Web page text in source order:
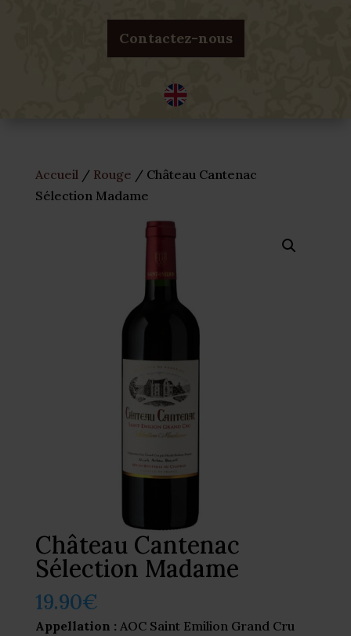
Contactez-nous
Accueil / Rouge / Château Cantenac
Sélection Madame
Château Cantenac
Sélection Madame
19.90€
Appellation : AOC Saint Emilion Grand Cru